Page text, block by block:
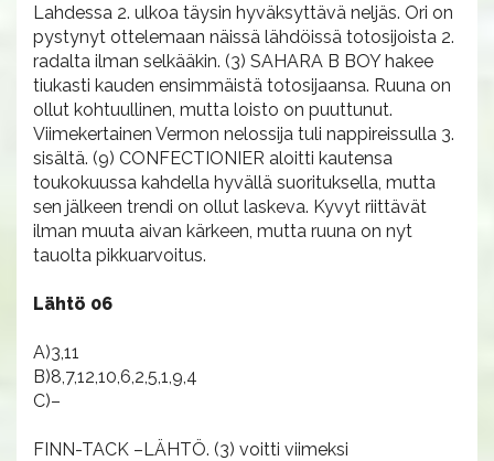
Lahdessa 2. ulkoa täysin hyväksyttävä neljäs. Ori on
pystynyt ottelemaan näissä lähdöissä totosijoista 2.
radalta ilman selkääkin. (3) SAHARA B BOY hakee
tiukasti kauden ensimmäistä totosijaansa. Ruuna on
ollut kohtuullinen, mutta loisto on puuttunut.
Viimekertainen Vermon nelossija tuli nappireissulla 3.
sisältä. (9) CONFECTIONIER aloitti kautensa
toukokuussa kahdella hyvällä suorituksella, mutta
sen jälkeen trendi on ollut laskeva. Kyvyt riittävät
ilman muuta aivan kärkeen, mutta ruuna on nyt
tauolta pikkuarvoitus.
Lähtö 06
A)3,11
B)8,7,12,10,6,2,5,1,9,4
C)–
FINN-TACK –LÄHTÖ. (3) voitti viimeksi